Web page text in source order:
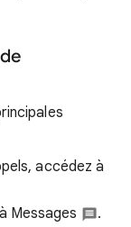
accédez à
Messages
.